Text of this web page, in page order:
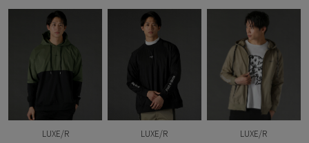
LUXE/R LUXE/R LUXE/R